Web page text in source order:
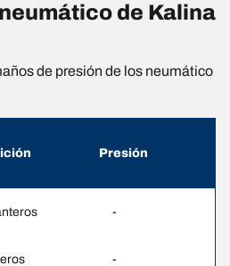
de Kalina
de presión de los neumático
Presión
-
-